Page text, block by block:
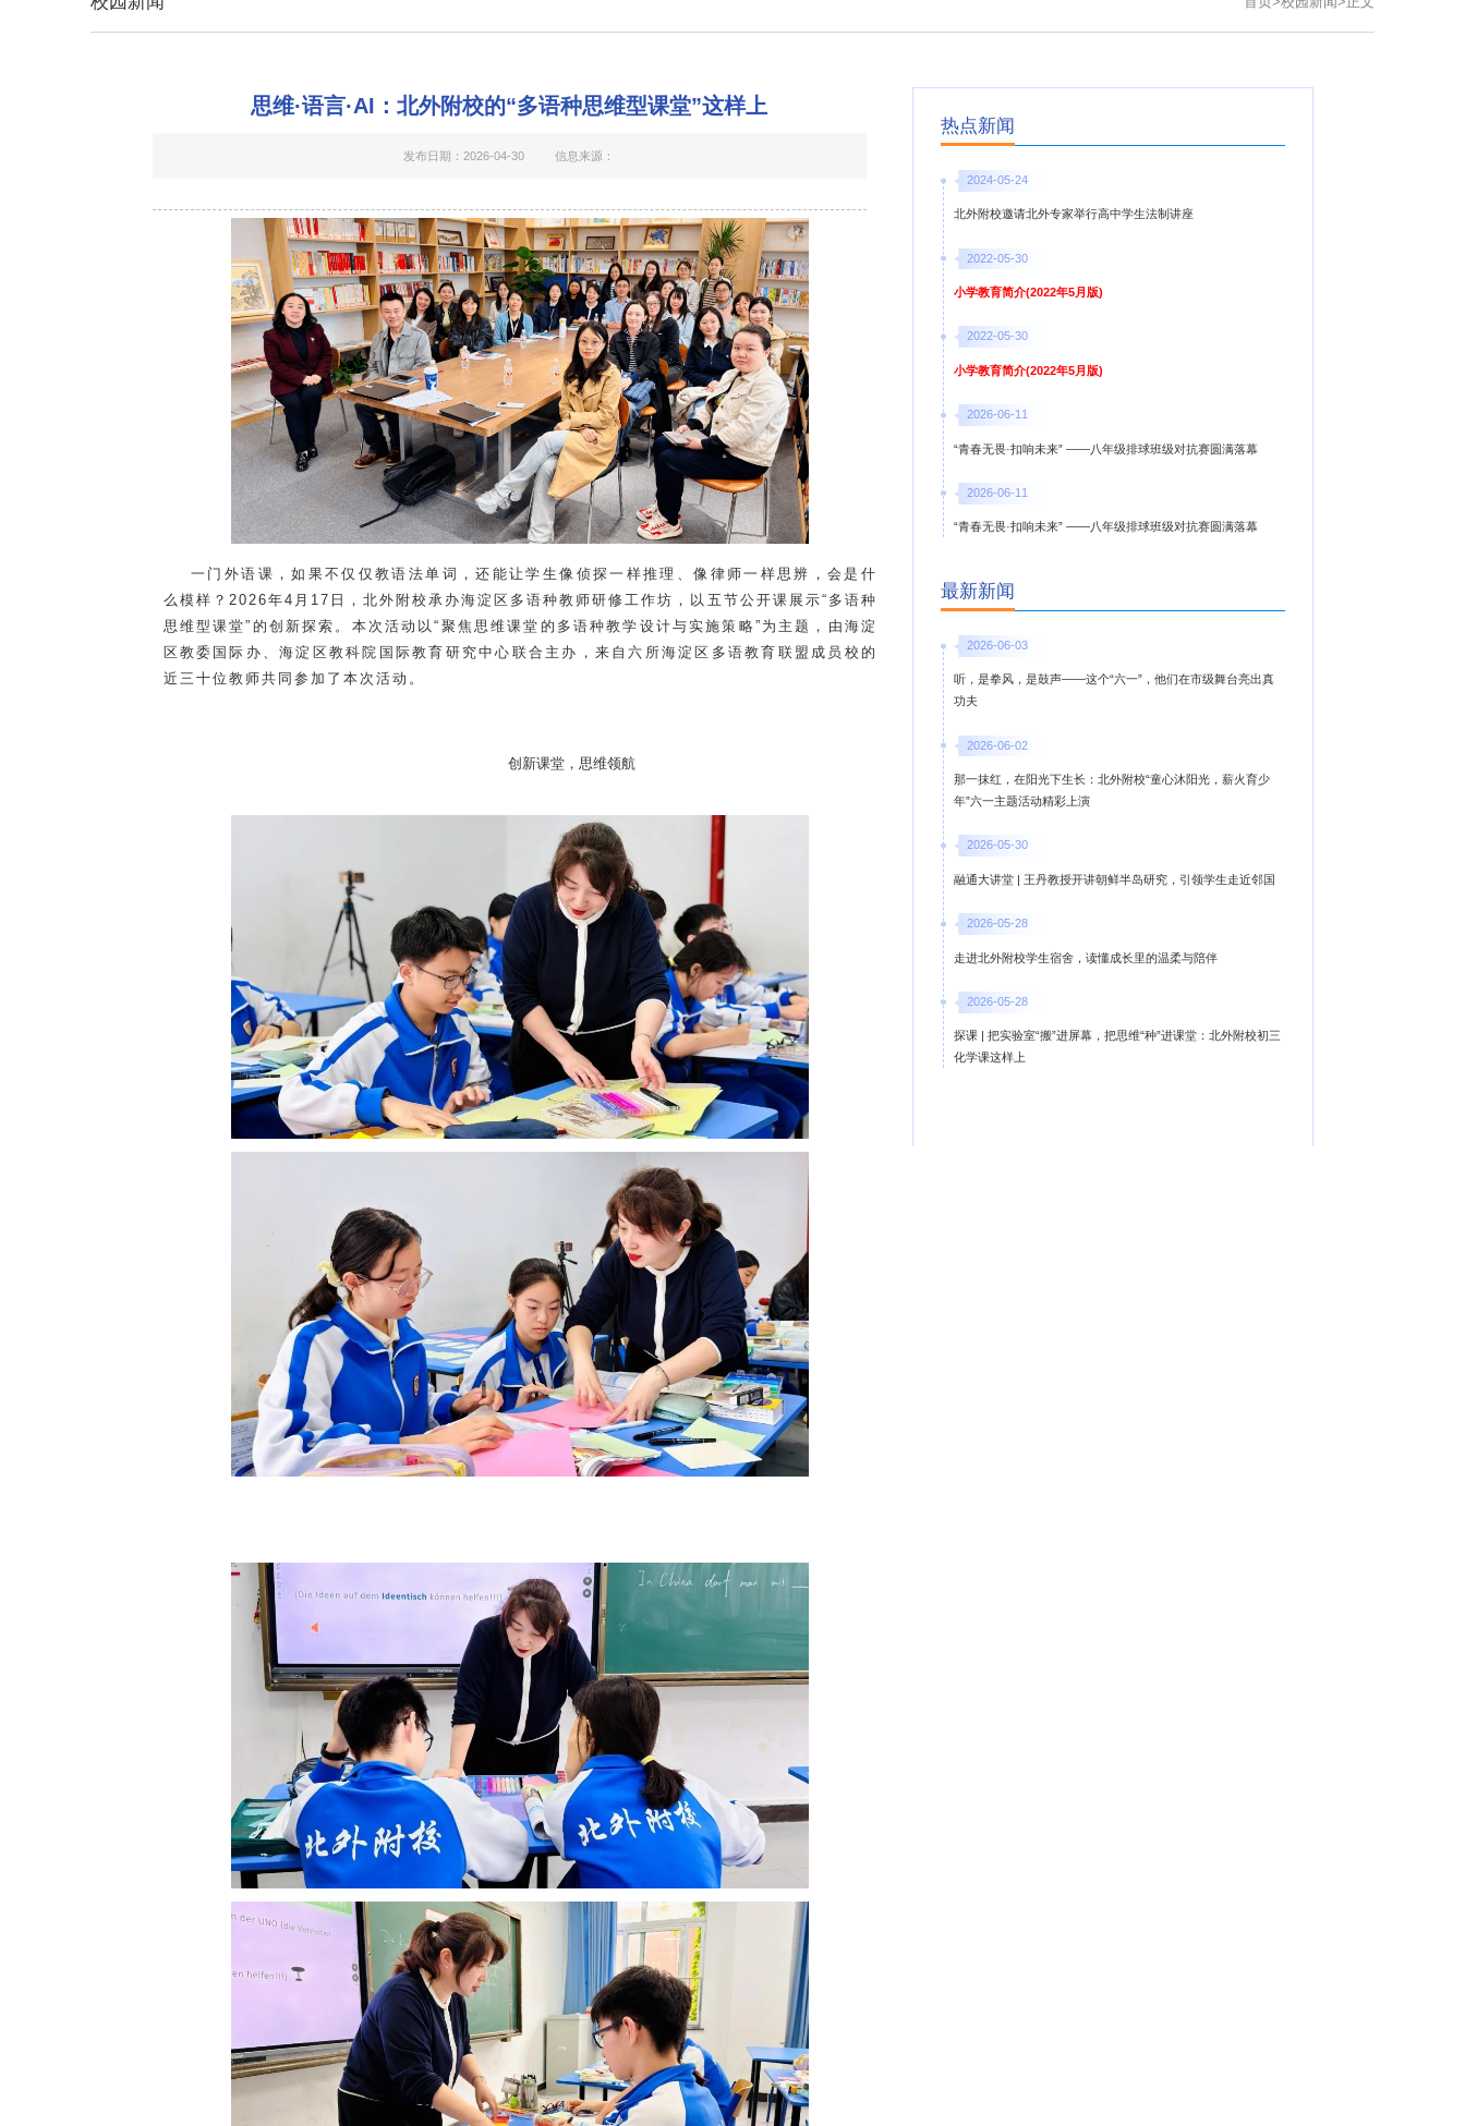
思维·语言·AI：北外附校的“多语种思维型课堂”这样上
发布日期：2026-04-30 信息来源：
一门外语课，如果不仅仅教语法单词，还能让学生像侦探一样推理、像律师一样思辨，会是什
么模样？2026年4月17日，北外附校承办海淀区多语种教师研修工作坊，以五节公开课展示“多语种
思维型课堂”的创新探索。本次活动以“聚焦思维课堂的多语种教学设计与实施策略”为主题，由海淀
区教委国际办、海淀区教科院国际教育研究中心联合主办，来自六所海淀区多语教育联盟成员校的
近三十位教师共同参加了本次活动。
创新课堂，思维领航
热点新闻
2024-05-24
北外附校邀请北外专家举行高中学生法制讲座
2022-05-30
小学教育简介(2022年5月版)
2022-05-30
小学教育简介(2022年5月版)
2026-06-11
“青春无畏·扣响未来” ——八年级排球班级对抗赛圆满落幕
2026-06-11
“青春无畏·扣响未来” ——八年级排球班级对抗赛圆满落幕
最新新闻
2026-06-03
听，是拳风，是鼓声——这个“六一”，他们在市级舞台亮出真
功夫
2026-06-02
那一抹红，在阳光下生长：北外附校“童心沐阳光，薪火育少
年”六一主题活动精彩上演
2026-05-30
融通大讲堂 | 王丹教授开讲朝鲜半岛研究，引领学生走近邻国
2026-05-28
走进北外附校学生宿舍，读懂成长里的温柔与陪伴
2026-05-28
探课 | 把实验室“搬”进屏幕，把思维“种”进课堂：北外附校初三
化学课这样上